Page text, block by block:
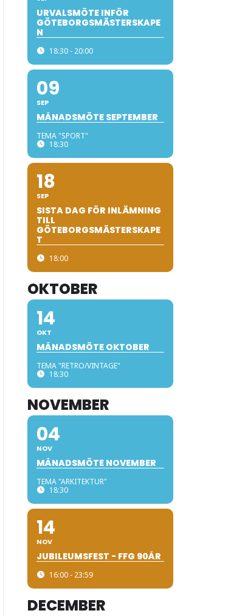
URVALSMÖTE INFÖR
GÖTEBORGSMÄSTERSKAPE
N
18:30 - 20:00
09
SEP
MÅNADSMÖTE SEPTEMBER
TEMA "SPORT"
18:30
18
SEP
SISTA DAG FÖR INLÄMNING
TILL
GÖTEBORGSMÄSTERSKAPE
T
18:00
OKTOBER
14
OKT
MÅNADSMÖTE OKTOBER
TEMA "RETRO/VINTAGE"
18:30
NOVEMBER
04
NOV
MÅNADSMÖTE NOVEMBER
TEMA "ARKITEKTUR"
18:30
14
NOV
JUBILEUMSFEST - FFG 90ÅR
16:00 - 23:59
DECEMBER